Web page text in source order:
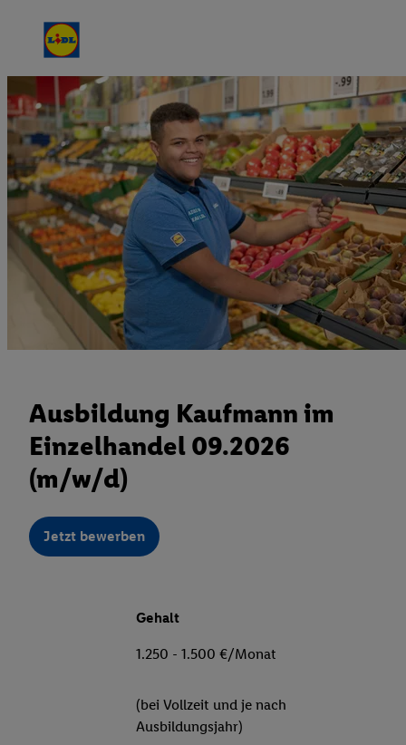
Ausbildung Kaufmann im
Einzelhandel 09.2026
(m/w/d)
Jetzt bewerben
Gehalt
1.250 - 1.500 €/Monat
(bei Vollzeit und je nach
Ausbildungsjahr)